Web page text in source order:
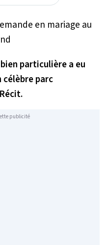
particulière a eu
parc
publicité